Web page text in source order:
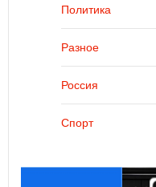
Политика
Разное
Россия
Спорт